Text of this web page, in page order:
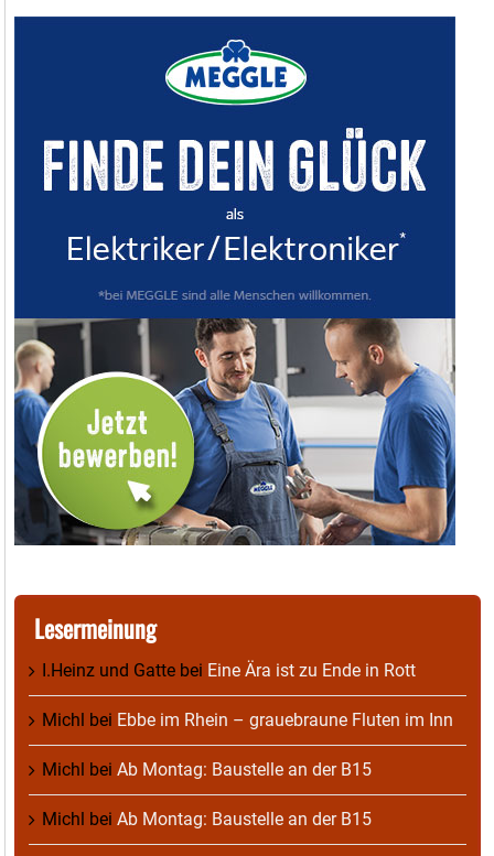
Lesermeinung
I.Heinz und Gatte bei Eine Ära ist zu Ende in Rott
Michl bei Ebbe im Rhein – grauebraune Fluten im Inn
Michl bei Ab Montag: Baustelle an der B15
Michl bei Ab Montag: Baustelle an der B15